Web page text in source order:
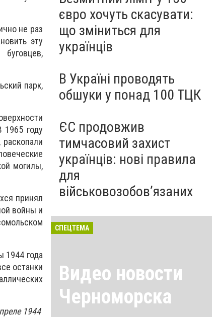
не раз
эту
парк,
году
могилы,
принял
войны и
1944 года
останки
1944
євро хочуть скасувати:
що зміниться для
українців
В Україні проводять
обшуки у понад 100 ТЦК
ЄС продовжив
тимчасовий захист
українців: нові правила
для
військовозобов’язаних
СПЕЦТЕМА
Видео новости
Черноморска